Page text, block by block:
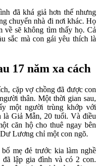
đã khá giả hơn thế nhưng
chuyển nhà đi nơi khác. Họ
về sẽ không tìm thấy họ. Cả
sắc mà con gái yêu thích là
17 năm xa cách
cặp vợ chồng đã được con
thân. Một thời gian sau,
một người trùng khớp với
là Giả Mẫn, 20 tuổi. Và điều
căn hộ cho thuê ngay bên
Lương chỉ một con ngõ.
mẹ đẻ trước kia làm nghề
lập gia đình và có 2 con.